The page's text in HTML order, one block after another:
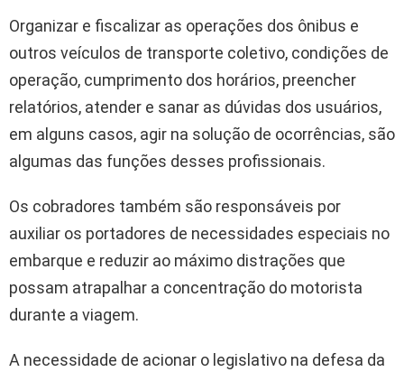
Organizar e fiscalizar as operações dos ônibus e
outros veículos de transporte coletivo, condições de
operação, cumprimento dos horários, preencher
relatórios, atender e sanar as dúvidas dos usuários,
em alguns casos, agir na solução de ocorrências, são
algumas das funções desses profissionais.
Os cobradores também são responsáveis por
auxiliar os portadores de necessidades especiais no
embarque e reduzir ao máximo distrações que
possam atrapalhar a concentração do motorista
durante a viagem.
A necessidade de acionar o legislativo na defesa da